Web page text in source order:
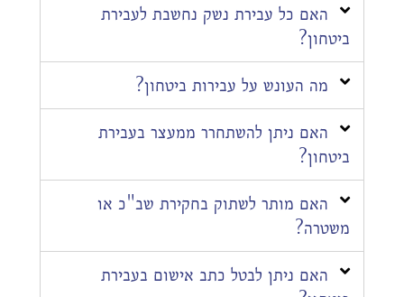
האם כל עבירת נשק נחשבת לעבירת
ביטחון?
מה העונש על עבירות ביטחון?
האם ניתן להשתחרר ממעצר בעבירת
ביטחון?
האם מותר לשתוק בחקירת שב"כ או
משטרה?
האם ניתן לבטל כתב אישום בעבירת